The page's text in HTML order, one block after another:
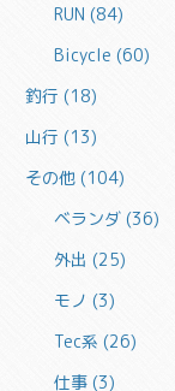
RUN(84)
Bicycle(60)
釣行 (18)
山行 (13)
その他 (104)
ベランダ(36)
外出(25)
モノ(3)
Tec系(26)
仕事(3)